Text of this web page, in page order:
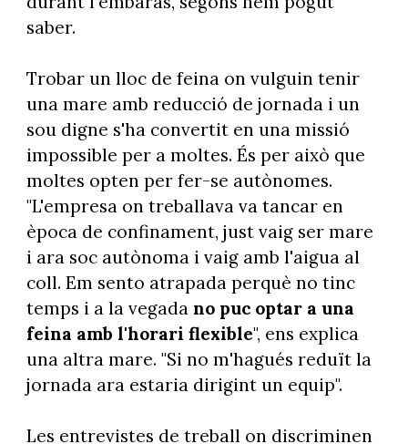
saber.
Trobar un lloc de feina on vulguin tenir
una mare amb reducció de jornada i un
sou digne s'ha convertit en una missió
impossible per a moltes. És per això que
moltes opten per fer-se autònomes.
"L'empresa on treballava va tancar en
època de confinament, just vaig ser mare
i ara soc autònoma i vaig amb l'aigua al
coll. Em sento atrapada perquè no tinc
temps i a la vegada no puc optar a una
feina amb l'horari flexible", ens explica
una altra mare. "Si no m'hagués reduït la
jornada ara estaria dirigint un equip".
Les entrevistes de treball on discriminen